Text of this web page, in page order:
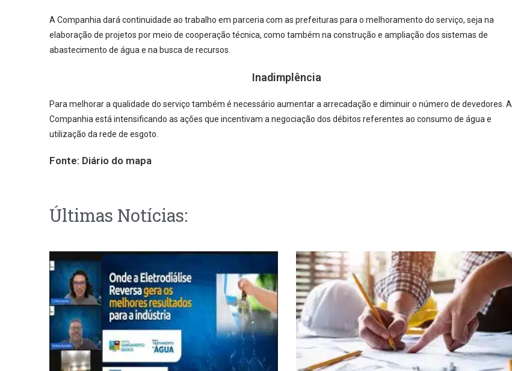
A Companhia dará continuidade ao trabalho em parceria com as prefeituras para o melhoramento do serviço, seja na
elaboração de projetos por meio de cooperação técnica, como também na construção e ampliação dos sistemas de
abastecimento de água e na busca de recursos.
Inadimplência
Para melhorar a qualidade do serviço também é necessário aumentar a arrecadação e diminuir o número de devedores. A
Companhia está intensificando as ações que incentivam a negociação dos débitos referentes ao consumo de água e
utilização da rede de esgoto.
Fonte: Diário do mapa
Últimas Notícias: